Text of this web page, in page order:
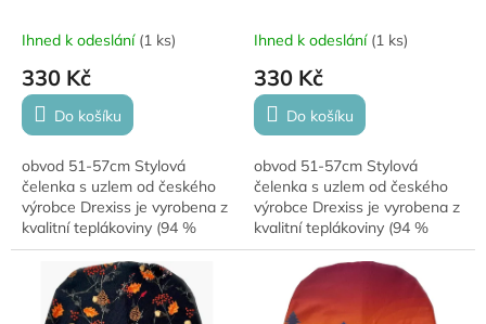
Ihned k odeslání (1 ks)
330 Kč
Do košíku
obvod 51-57cm Stylová
čelenka s uzlem od českého
výrobce Drexiss je vyrobena z
kvalitní teplákoviny (94 %
bavlna, 6 % elastan). Díky uzlu
lze snadno nastavit velikost,
což...
Ihned k odeslání (1 ks)
330 Kč
Do košíku
obvod 51-57cm Stylová
čelenka s uzlem od českého
výrobce Drexiss je vyrobena z
kvalitní teplákoviny (94 %
bavlna, 6 % elastan). Díky uzlu
lze snadno nastavit velikost,